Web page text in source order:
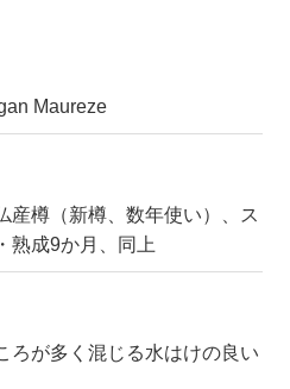
Maureze
産樽（新樽、数年使い）、ス
熟成9か月、同上
ろが多く混じる水はけの良い